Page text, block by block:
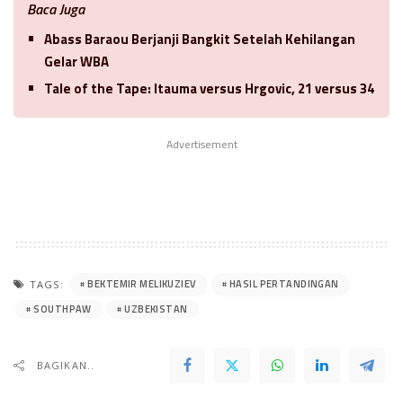
Baca Juga
Abass Baraou Berjanji Bangkit Setelah Kehilangan
Gelar WBA
Tale of the Tape: Itauma versus Hrgovic, 21 versus 34
Advertisement
TAGS: BEKTEMIR MELIKUZIEV
HASIL PERTANDINGAN
SOUTHPAW
UZBEKISTAN
BAGIKAN..